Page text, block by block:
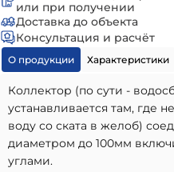
или при получении
Доставка до объекта
Консультация и расчёт
О продукции Характеристики
Коллектор (по сути -
устанавливается там, где
воду со ската в желоб)
диаметром до 100мм
углами.